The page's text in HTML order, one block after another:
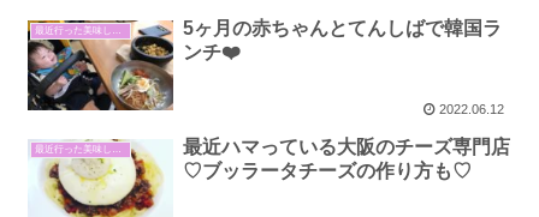
最近行った美味しいご飯屋さん＆カフェ
5ヶ月の赤ちゃんとてんしばで韓国ラ
ンチ❤️
2022.06.12
最近行った美味しいご飯屋さん＆カフェ
最近ハマっている大阪のチーズ専門店
♡ブッラータチーズの作り方も♡